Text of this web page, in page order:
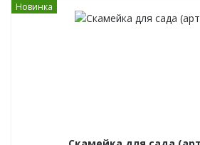
Новинка